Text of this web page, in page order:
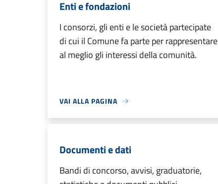
Enti e fondazioni
I consorzi, gli enti e le società partecipate
di cui il Comune fa parte per rappresentare
al meglio gli interessi della comunità.
VAI ALLA PAGINA
Documenti e dati
Bandi di concorso, avvisi, graduatorie,